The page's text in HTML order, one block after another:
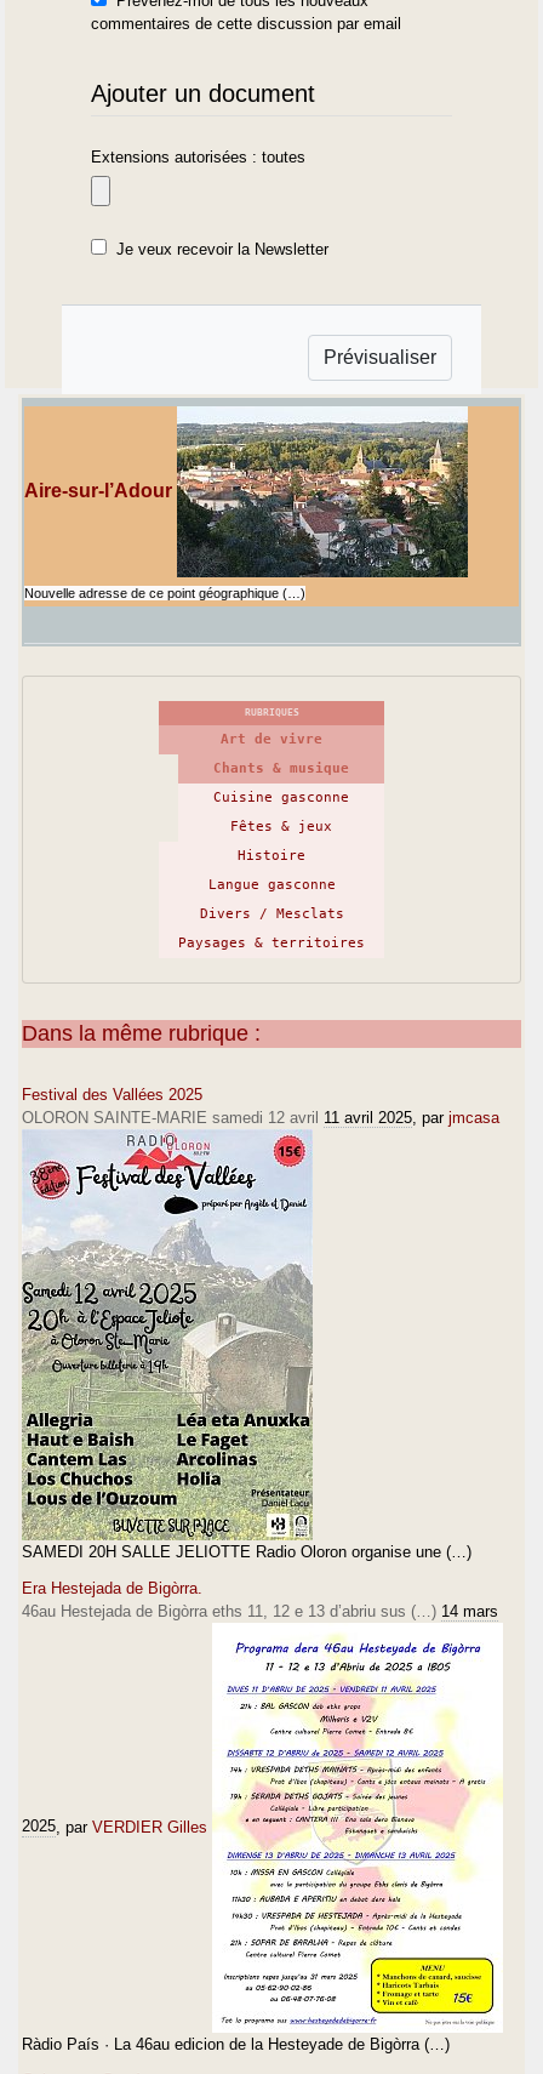
commentaires de cette discussion par email
Ajouter un document
Extensions autorisées : toutes
Je veux recevoir la Newsletter
Aire-sur-l’Adour
Nouvelle adresse de ce point géographique (…)
RUBRIQUES
Art de vivre
Chants & musique
Cuisine gasconne
Fêtes & jeux
Histoire
Langue gasconne
Divers / Mesclats
Paysages & territoires
Dans la même rubrique :
Festival des Vallées 2025
OLORON SAINTE-MARIE samedi 12 avril 11 avril 2025 , par jmcasa
SAMEDI 20H SALLE JELIOTTE Radio Oloron organise une (…)
Era Hestejada de Bigòrra.
46au Hestejada de Bigòrra eths 11, 12 e 13 d’abriu sus (…) 14 mars
2025 , par VERDIER Gilles
Ràdio País · La 46au edicion de la Hesteyade de Bigòrra (…)